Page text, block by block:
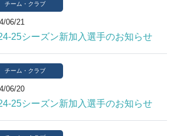
チーム・クラブ
06/21
25シーズン新加入選手のお知らせ
チーム・クラブ
06/20
25シーズン新加入選手のお知らせ